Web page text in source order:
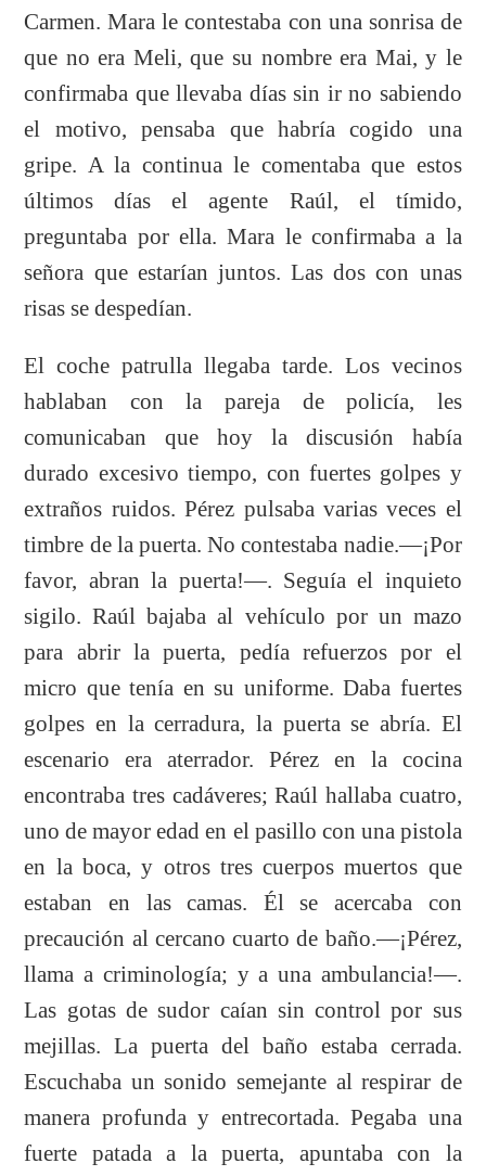
Carmen. Mara le contestaba con una sonrisa de
que no era Meli, que su nombre era Mai, y le
confirmaba que llevaba días sin ir no sabiendo
el motivo, pensaba que habría cogido una
gripe. A la continua le comentaba que estos
últimos días el agente Raúl, el tímido,
preguntaba por ella. Mara le confirmaba a la
señora que estarían juntos. Las dos con unas
risas se despedían.
El coche patrulla llegaba tarde. Los vecinos
hablaban con la pareja de policía, les
comunicaban que hoy la discusión había
durado excesivo tiempo, con fuertes golpes y
extraños ruidos. Pérez pulsaba varias veces el
timbre de la puerta. No contestaba nadie.—¡Por
favor, abran la puerta!—. Seguía el inquieto
sigilo. Raúl bajaba al vehículo por un mazo
para abrir la puerta, pedía refuerzos por el
micro que tenía en su uniforme. Daba fuertes
golpes en la cerradura, la puerta se abría. El
escenario era aterrador. Pérez en la cocina
encontraba tres cadáveres; Raúl hallaba cuatro,
uno de mayor edad en el pasillo con una pistola
en la boca, y otros tres cuerpos muertos que
estaban en las camas. Él se acercaba con
precaución al cercano cuarto de baño.—¡Pérez,
llama a criminología; y a una ambulancia!—.
Las gotas de sudor caían sin control por sus
mejillas. La puerta del baño estaba cerrada.
Escuchaba un sonido semejante al respirar de
manera profunda y entrecortada. Pegaba una
fuerte patada a la puerta, apuntaba con la